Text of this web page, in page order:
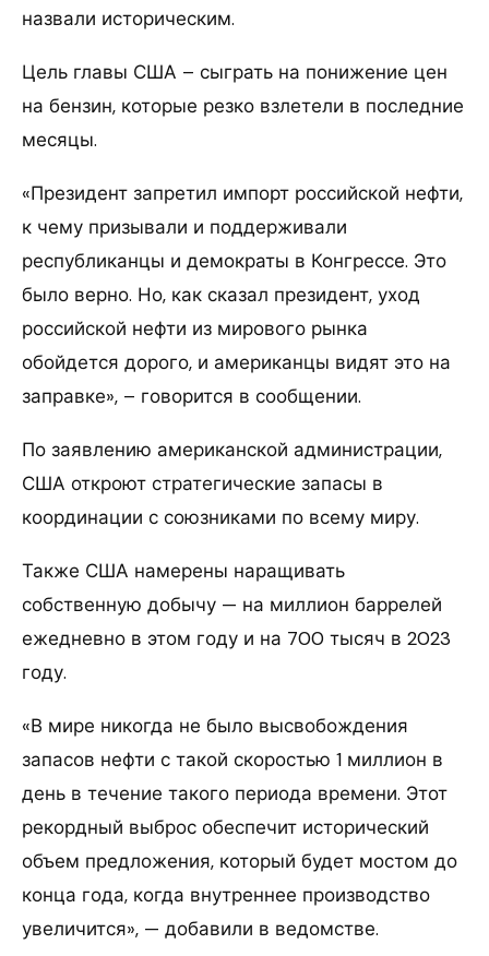
назвали историческим.
Цель главы США – сыграть на понижение цен
на бензин, которые резко взлетели в последние
месяцы.
«Президент запретил импорт российской нефти,
к чему призывали и поддерживали
республиканцы и демократы в Конгрессе. Это
было верно. Но, как сказал президент, уход
российской нефти из мирового рынка
обойдется дорого, и американцы видят это на
заправке», – говорится в сообщении.
По заявлению американской администрации,
США откроют стратегические запасы в
координации с союзниками по всему миру.
Также США намерены наращивать
собственную добычу — на миллион баррелей
ежедневно в этом году и на 700 тысяч в 2023
году.
«В мире никогда не было высвобождения
запасов нефти с такой скоростью 1 миллион в
день в течение такого периода времени. Этот
рекордный выброс обеспечит исторический
объем предложения, который будет мостом до
конца года, когда внутреннее производство
увеличится», — добавили в ведомстве.